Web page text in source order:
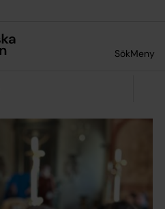
SökMeny